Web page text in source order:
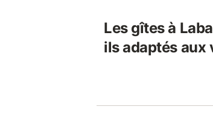
Les gîtes à
ils adaptés aux